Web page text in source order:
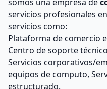
servicios profesionales
servicios como:
Plataforma de comercio
Centro de soporte
Servicios corporativos/
equipos de computo,
estructurado.